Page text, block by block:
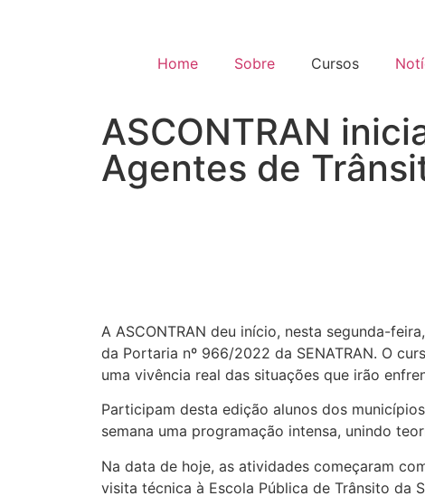
Home Sobre Cursos
ASCONTRAN
Agentes de
A ASCONTRAN deu início, nesta segunda-
da Portaria nº 966/2022 da SENATRAN. O
uma vivência real das situações que irão
Participam desta edição alunos dos
semana uma programação intensa, unindo
Na data de hoje, as atividades começaram
visita técnica à Escola Pública de Trânsito da